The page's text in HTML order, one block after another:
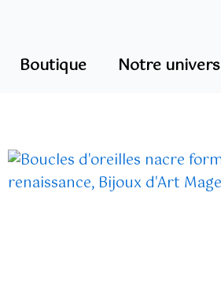
contenu
Boutique Notre univers